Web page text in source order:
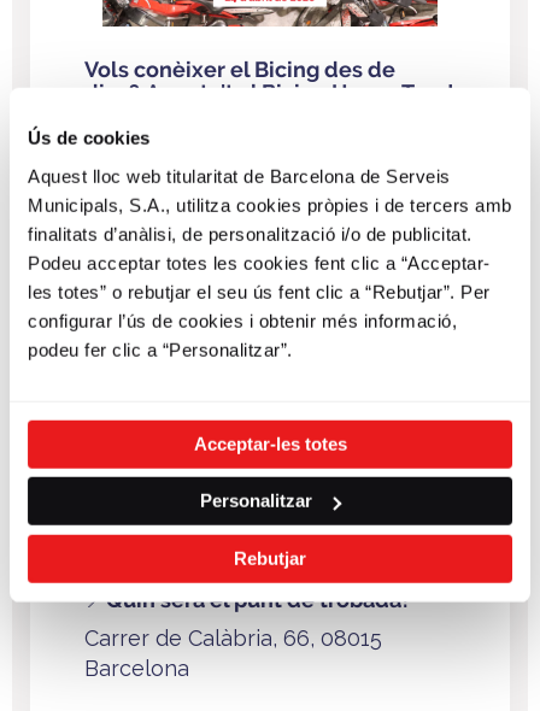
Ús de cookies
Aquest lloc web titularitat de Barcelona de Serveis
Municipals, S.A., utilitza cookies pròpies i de tercers amb
finalitats d’anàlisi, de personalització i/o de publicitat.
Podeu acceptar totes les cookies fent clic a “Acceptar-
les totes” o rebutjar el seu ús fent clic a “Rebutjar”. Per
configurar l’ús de cookies i obtenir més informació,
podeu fer clic a “Personalitzar”.
Acceptar-les totes
Personalitzar
Rebutjar
Vols conèixer el Bicing des de
dins? Apunta't al Bicing House Tour!
Sortegem 8 entrades
doblesperquè gaudeixis
d’unavisita guiadaal centre des
d’on es planifica tot el sistema de
distribució de bicis per la ciutat i el
taller des d’on es reparen les
bicicletes.
📆Quan es farà el Bicing House
Divendres, 24 d'abril
De 17:00 a 19:30 h.
📍Quin serà el punt de trobada?
Carrer de Calàbria, 66, 08015
Barcelona